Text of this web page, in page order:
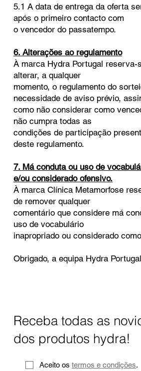
5.1 A data de entrega da oferta
após o primeiro contacto com
o vencedor do passatempo.
6. Alterações ao regulamento
À marca Hydra Portugal reserva-
alterar, a qualquer
momento, o regulamento do
necessidade de aviso prévio,
como não considerar como
não cumpra todas as
condições de participação
deste regulamento.
7. Má conduta ou uso de
e/ou considerado ofensivo.
À marca Clínica Metamorfose
de remover qualquer
comentário que considere má
uso de vocabulário
inapropriado ou considerado
Obrigado, a equipa Hydra
Receba todas as
dos produtos hydra!
Aceito os termos e condições.